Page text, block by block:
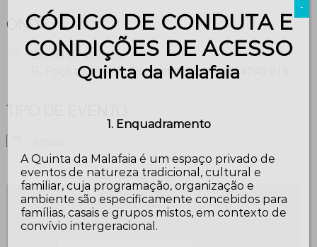
ONDE
Quinta da Malafaia
R. Poça da Mansa, Esposende, Portugal, 4740-016
TIPO DE EVENTO
CÓDIGO DE CONDUTA E
CONDIÇÕES DE ACESSO
Quinta da Malafaia
1. Enquadramento
A Quinta da Malafaia é um espaço privado de
eventos de natureza tradicional, cultural e
familiar, cuja programação, organização e
ambiente são especificamente concebidos para
famílias, casais e grupos mistos, em contexto de
convívio intergeracional.
-